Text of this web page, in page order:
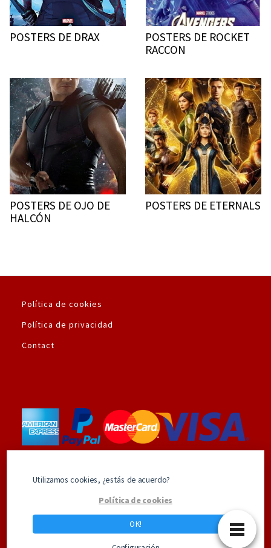
POSTERS DE DRAX
POSTERS DE ROCKET
RACCON
POSTERS DE OJO DE
HALCÓN
POSTERS DE ETERNALS
Política de cookies
Política de privacidad
Contact
Los mejores productos de Superhéroes
Utilizamos cookies, ¿estás de acuerdo?
Política de cookies
OK!